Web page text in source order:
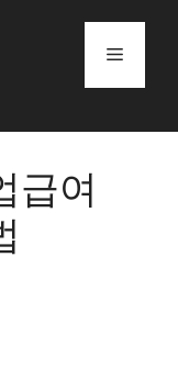
Menu
급여